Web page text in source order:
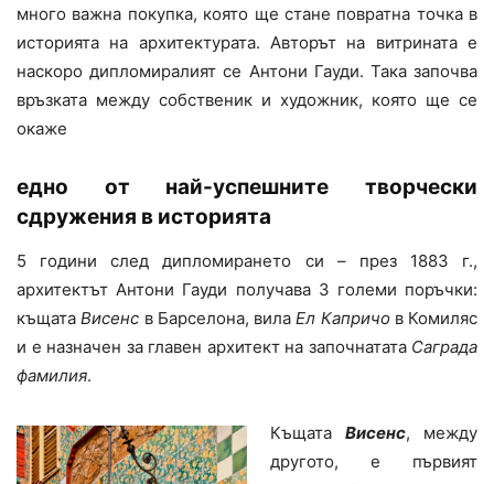
много важна покупка, която ще стане повратна точка в
историята на архитектурата. Авторът на витрината е
наскоро дипломиралият се Антони Гауди. Така започва
връзката между собственик и художник, която ще се
окаже
едно от най-успешните творчески
сдружения в историята
5 години след дипломирането си – през 1883 г.,
архитектът Антони Гауди получава 3 големи поръчки:
къщатаВисенс в Барселона, вилаЕл Капричов Комиляс
и е назначен за главен архитект на започнатата Саграда
фамилия.
Къщата Висенс, между
другото, е първият